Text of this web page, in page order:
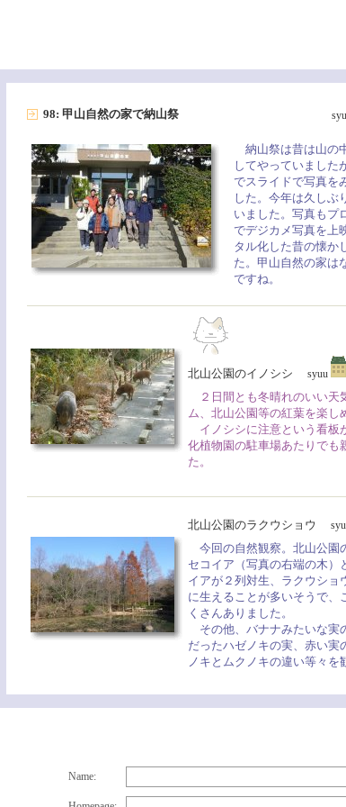
98: 甲山自然の家で納山祭
納山祭は昔は山の
してやっていました
でスライドで写真を
した。今年は久しぶ
いました。写真もプ
でデジカメ写真を上
タル化した昔の懐か
た。甲山自然の家は
ですね。
北山公園のイノシシ syuu
２日間とも冬晴れのいい天
ム、北山公園等の紅葉を楽し
イノシシに注意という看板
化植物園の駐車場あたりでも
た。
北山公園のラクウショウ
今回の自然観察。北山公園
セコイア（写真の右端の木）
イアが２列対生、ラクウショ
に生えることが多いそうで、
くさんありました。
その他、バナナみたいな実
だったハゼノキの実、赤い実
ノキとムクノキの違い等々を
Name: